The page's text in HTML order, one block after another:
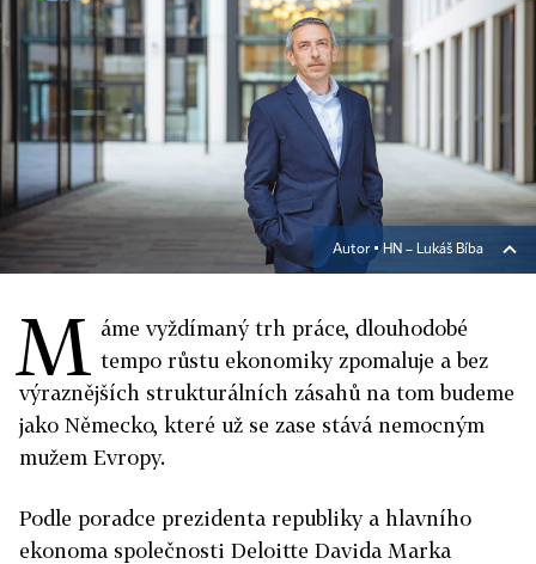
Autor ▪ HN – Lukáš Bíba
M áme vyždímaný trh práce, dlouhodobé
tempo růstu ekonomiky zpomaluje a bez
výraznějších strukturálních zásahů na tom budeme
jako Německo, které už se zase stává nemocným
mužem Evropy.
Podle poradce prezidenta republiky a hlavního
ekonoma společnosti Deloitte Davida Marka